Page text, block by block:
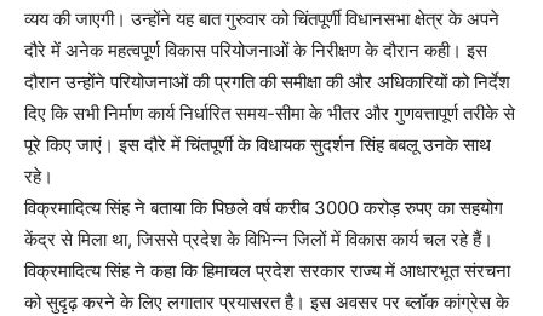
व्यय की जाएगी। उन्होंने यह बात गुरुवार को चिंतपूर्णी विधानसभा क्षेत्र के अपने
दौरे में अनेक महत्वपूर्ण विकास परियोजनाओं के निरीक्षण के दौरान कही। इस
दौरान उन्होंने परियोजनाओं की प्रगति की समीक्षा की और अधिकारियों को निर्देश
दिए कि सभी निर्माण कार्य निर्धारित समय-सीमा के भीतर और गुणवत्तापूर्ण तरीके से
पूरे किए जाएं। इस दौरे में चिंतपूर्णी के विधायक सुदर्शन सिंह बबलू उनके साथ
रहे।
विक्रमादित्य सिंह ने बताया कि पिछले वर्ष करीब 3000 करोड़ रुपए का सहयोग
केंद्र से मिला था, जिससे प्रदेश के विभिन्न जिलों में विकास कार्य चल रहे हैं।
विक्रमादित्य सिंह ने कहा कि हिमाचल प्रदेश सरकार राज्य में आधारभूत संरचना
को सुदृढ़ करने के लिए लगातार प्रयासरत है। इस अवसर पर ब्लॉक कांग्रेस के